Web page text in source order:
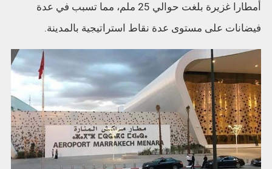
أمطارا غزيرة بلغت حوالي 25 ملم، مما تسبب في عدة
فيضانات على مستوى عدة نقاط استراتيجية بالمدينة.